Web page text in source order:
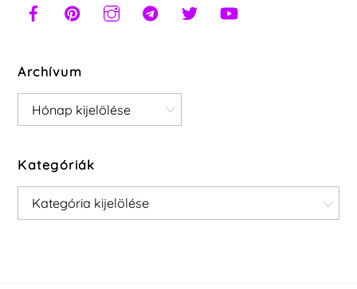
Archívum
Archívum
Kategóriák
Kategóriák